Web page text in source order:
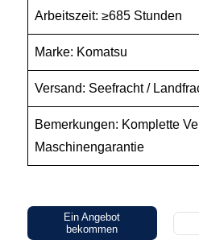
Arbeitszeit: ≥685 Stunden
Marke: Komatsu
Versand: Seefracht /
Bemerkungen: Komplette
Maschinengarantie
Ein Angebot
bekommen